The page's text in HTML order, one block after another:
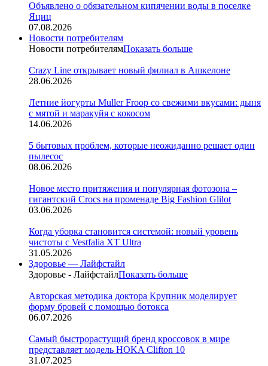
Объявлено о обязательном кипячении воды в поселке
Яциц
07.08.2026
Новости потребителям
Новости потребителямПоказать больше
Crazy Line открывает новый филиал в Ашкелоне
28.06.2026
Летние йогурты Muller Froop со свежими вкусами: дыня
с мятой и маракуйя с кокосом
14.06.2026
5 бытовых проблем, которые неожиданно решает один
пылесос
08.06.2026
Новое место притяжения и популярная фотозона –
гигантский Crocs на променаде Big Fashion Glilot
03.06.2026
Когда уборка становится системой: новый уровень
чистоты с Vestfalia XT Ultra
31.05.2026
Здоровье — Лайфстайл
Здоровье - ЛайфстайлПоказать больше
Авторская методика доктора Крупник моделирует
форму бровей с помощью ботокса
06.07.2026
Cамый быстрорастущий бренд кроссовок в мире
представляет модель HOKA Clifton 10
31.07.2025